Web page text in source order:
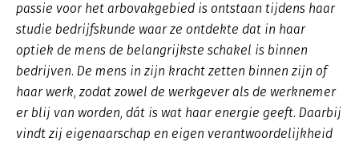
passie voor het arbovakgebied is ontstaan tijdens haar
studie bedrijfskunde waar ze ontdekte dat in haar
optiek de mens de belangrijkste schakel is binnen
bedrijven. De mens in zijn kracht zetten binnen zijn of
haar werk, zodat zowel de werkgever als de werknemer
er blij van worden, dát is wat haar energie geeft. Daarbij
vindt zij eigenaarschap en eigen verantwoordelijkheid